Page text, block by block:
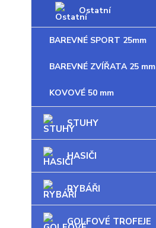
Ostatní
BAREVNÉ SPORT 25mm
BAREVNÉ ZVÍŘATA 25 mm
KOVOVÉ 50 mm
STUHY
HASIČI
RYBÁŘI
GOLFOVÉ TROFEJE